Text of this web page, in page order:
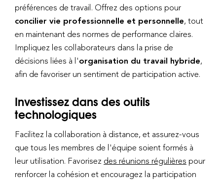
préférences de travail. Offrez des options pour
concilier vie professionnelle et personnelle, tout
en maintenant des normes de performance claires.
Impliquez les collaborateurs dans la prise de
décisions liées à l'organisation du travail hybride,
afin de favoriser un sentiment de participation active.
Investissez dans des outils
technologiques
Facilitez la collaboration à distance, et assurez-vous
que tous les membres de l'équipe soient formés à
leur utilisation. Favorisez des réunions régulières pour
renforcer la cohésion et encouragez la participation